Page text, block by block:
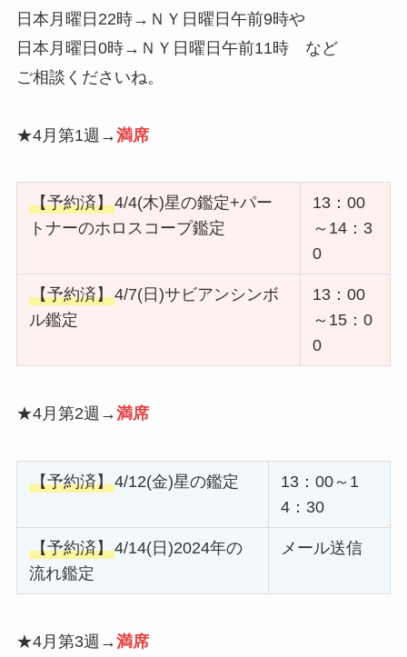
日本月曜日22時→ＮＹ日曜日午前9時や
日本月曜日0時→ＮＹ日曜日午前11時 など
ご相談くださいね。
★4月第1週→満席
【予約済】4/4(木)星の鑑定+パー
トナーのホロスコープ鑑定
13：00
～14：3
0
【予約済】4/7(日)サビアンシンボ
ル鑑定
13：00
～15：0
0
★4月第2週→満席
【予約済】4/12(金)星の鑑定
13：00～1
4：30
【予約済】4/14(日)2024年の
流れ鑑定
メール送信
★4月第3週→満席